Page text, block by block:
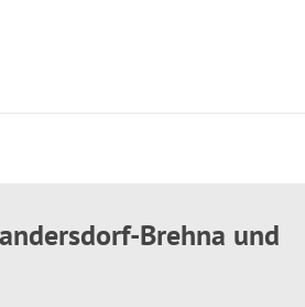
Brehna und